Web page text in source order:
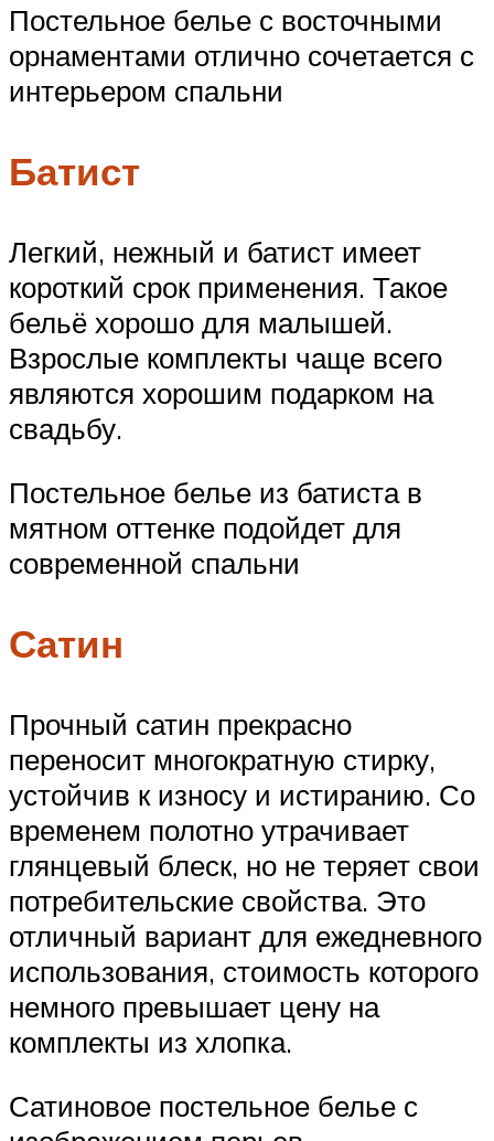
Постельное белье с восточными
орнаментами отлично сочетается с
интерьером спальни
Батист
Легкий, нежный и батист имеет
короткий срок применения. Такое
бельё хорошо для малышей.
Взрослые комплекты чаще всего
являются хорошим подарком на
свадьбу.
Постельное белье из батиста в
мятном оттенке подойдет для
современной спальни
Сатин
Прочный сатин прекрасно
переносит многократную стирку,
устойчив к износу и истиранию. Со
временем полотно утрачивает
глянцевый блеск, но не теряет свои
потребительские свойства. Это
отличный вариант для ежедневного
использования, стоимость которого
немного превышает цену на
комплекты из хлопка.
Сатиновое постельное белье с